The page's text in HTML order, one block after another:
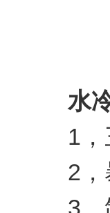
水
1，三
2，暴
3，氙